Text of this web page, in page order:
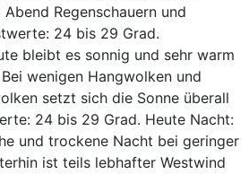
Regenschauern und
24 bis 29 Grad.
bleibt es sonnig und sehr warm
wenigen Hangwolken und
setzt sich die Sonne überall
24 bis 29 Grad. Heute Nacht:
und trockene Nacht bei geringer
ist teils lebhafter Westwind